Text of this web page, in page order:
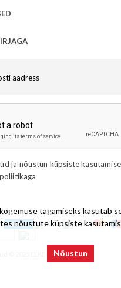
ja nõustun küpsiste kasutamise
© 2025 ELKE Mööbel
tagamiseks kasutab
nõustute küpsiste
Nõustun